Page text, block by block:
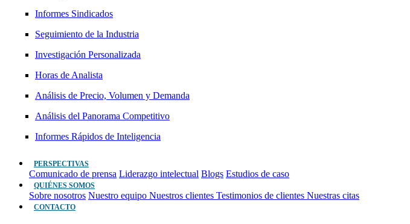
Informes Sindicados
Seguimiento de la Industria
Investigación Personalizada
Horas de Analista
Análisis de Precio, Volumen y Demanda
Análisis del Panorama Competitivo
Informes Rápidos de Inteligencia
PERSPECTIVAS
Comunicado de prensa Liderazgo intelectual Blogs Estudios de caso
QUIÉNES SOMOS
Sobre nosotros Nuestro equipo Nuestros clientes Testimonios de clientes Nuestras citas
CONTACTO